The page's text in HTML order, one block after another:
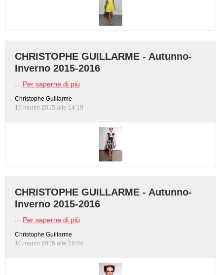
CHRISTOPHE GUILLARME - Autunno-
Inverno 2015-2016
Per saperne di più
Christophe Guillarme
10 marzo 2015 alle 14:19
CHRISTOPHE GUILLARME - Autunno-
Inverno 2015-2016
Per saperne di più
Christophe Guillarme
10 marzo 2015 alle 18:04